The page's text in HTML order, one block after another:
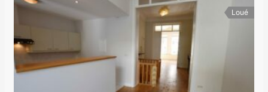
Loué